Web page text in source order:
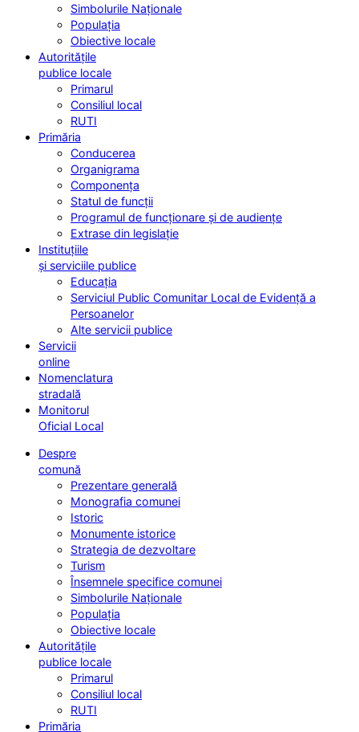
Simbolurile Naționale
Populația
Obiective locale
Autoritățile
publice locale
Primarul
Consiliul local
RUTI
Primăria
Conducerea
Organigrama
Componența
Statul de funcții
Programul de funcționare și de audiențe
Extrase din legislație
Instituțiile
și serviciile publice
Educația
Serviciul Public Comunitar Local de Evidență a
Persoanelor
Alte servicii publice
Servicii
online
Nomenclatura
stradală
Monitorul
Oficial Local
Despre
comună
Prezentare generală
Monografia comunei
Istoric
Monumente istorice
Strategia de dezvoltare
Turism
Însemnele specifice comunei
Simbolurile Naționale
Populația
Obiective locale
Autoritățile
publice locale
Primarul
Consiliul local
RUTI
Primăria